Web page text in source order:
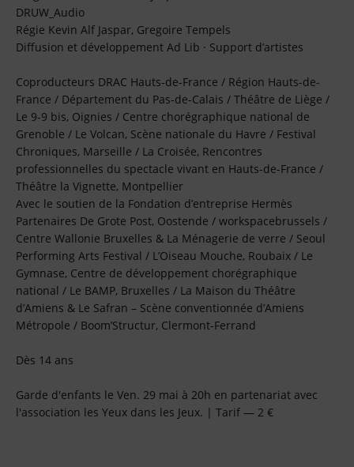
DRUW_Audio
Régie Kevin Alf Jaspar, Gregoire Tempels
Diffusion et développement Ad Lib · Support d’artistes
Coproducteurs DRAC Hauts-de-France / Région Hauts-de-
France / Département du Pas-de-Calais / Théâtre de Liège /
Le 9-9 bis, Oignies / Centre chorégraphique national de
Grenoble / Le Volcan, Scène nationale du Havre / Festival
Chroniques, Marseille / La Croisée, Rencontres
professionnelles du spectacle vivant en Hauts-de-France /
Théâtre la Vignette, Montpellier
Avec le soutien de la Fondation d’entreprise Hermès
Partenaires De Grote Post, Oostende / workspacebrussels /
Centre Wallonie Bruxelles & La Ménagerie de verre / Seoul
Performing Arts Festival / L’Oiseau Mouche, Roubaix / Le
Gymnase, Centre de développement chorégraphique
national / Le BAMP, Bruxelles / La Maison du Théâtre
d’Amiens & Le Safran – Scène conventionnée d’Amiens
Métropole / Boom’Structur, Clermont-Ferrand
Dès 14 ans
Garde d'enfants le Ven. 29 mai à 20h en partenariat avec
l'association les Yeux dans les Jeux. | Tarif — 2 €